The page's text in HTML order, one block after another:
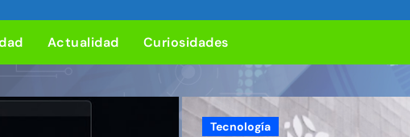
Android baratos se hacen pasar por teléfonos y se
corrigen 1.442 fallos, más que las 23 actualizaciones
en el kernel de Linux (OVSwrap) con exploit activo afecta 800
Actualidad Curiosidades
Tecnología